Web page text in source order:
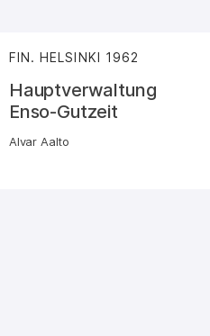
FIN. HELSINKI 1962
Hauptverwaltung
Enso-Gutzeit
Alvar Aalto